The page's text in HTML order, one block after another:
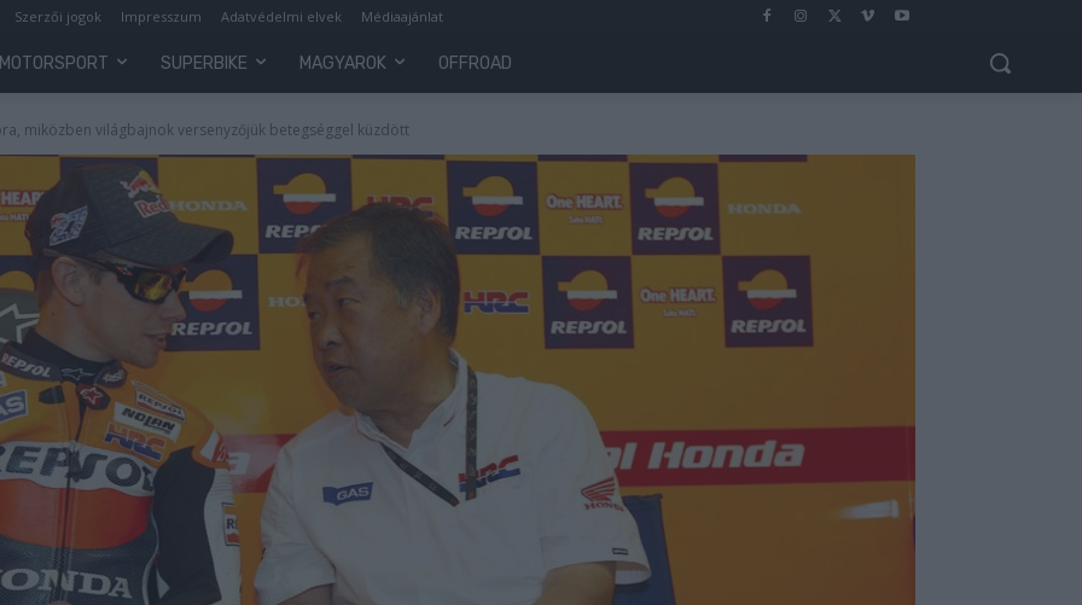
Szerzői jogok Impresszum Adatvédelmi elvek Médiaajánlat
MOTORSPORT SUPERBIKE MAGYAROK OFFROAD
miközben világbajnok versenyzőjük betegséggel küzdött